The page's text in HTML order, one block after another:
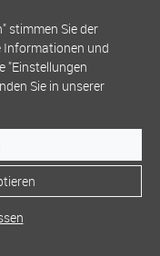
stimmen Sie der
Informationen und
"Einstellungen
Sie in unserer